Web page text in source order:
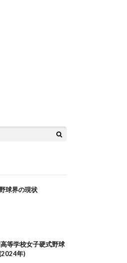
球界の現状
等学校女子硬式野球
年)